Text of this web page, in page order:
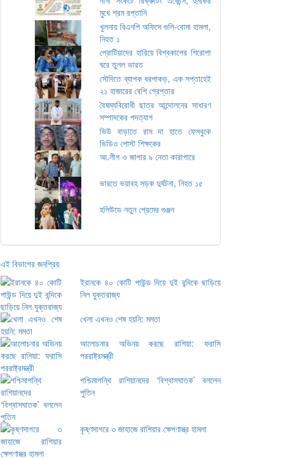
মুখে শ্রম রপ্তানি
খুলনায় বিএনপি অফিসে গুলি-বোমা হামলা,
নিহত ১
প্রোটিয়াদের হারিয়ে বিশ্বকাপের শিরোপা
ঘরে তুলল ভারত
সৌদিতে ব্যাপক ধরপাকড়, এক সপ্তাহেই
২১ হাজারের বেশি গ্রেপ্তার
বৈষম্যবিরোধী ছাত্র আন্দোলনের সাধারণ
সম্পাদকের পদত্যাগ
ভিউ বাড়াতে রাম দা হাতে ফেসবুকে
ভিডিও পোস্ট শিক্ষকের
আ.লীগ ও জাপার ৯ নেতা কারাগারে
ভারতে ভয়াবহ সড়ক দুর্ঘটনা, নিহত ১৫
হলিউডে নতুন প্রেমের গুঞ্জন
এই বিভাগের জনপ্রিয়
ইরানকে ৪০ কোটি পাউন্ড দিয়ে দুই বন্দিকে ছাড়িয়ে
নিল যুক্তরাজ্য
খেলা এখনও শেষ হয়নি: মমতা
আলোচনার অভিনয় করছে রাশিয়া: ফরাসি
পররাষ্ট্রমন্ত্রী
পশ্চিমাপন্থি রাশিয়ানদের ‘বিশ্বাসঘাতক’ বললেন
পুতিন
কৃষ্ণসাগরে ৩ জাহাজে রাশিয়ার ক্ষেপণাস্ত্র হামলা